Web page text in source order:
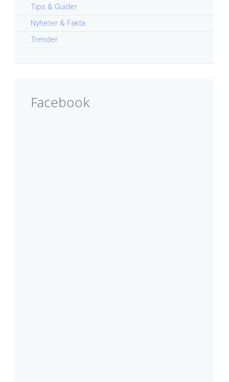
Tips & Guider
Nyheter & Fakta
Trender
Facebook